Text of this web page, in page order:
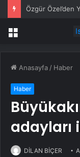
Menü
Anasayfa / Haber
Haber
adayları
DİLAN BİÇER